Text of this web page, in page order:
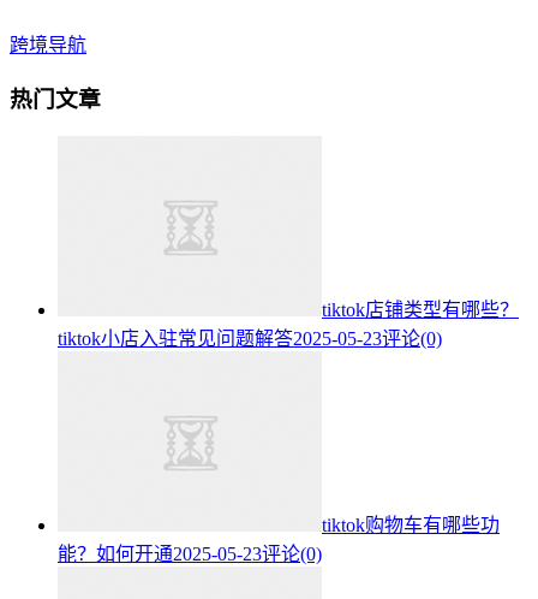
跨境导航
热门文章
tiktok店铺类型有哪些？
tiktok小店入驻常见问题解答2025-05-23评论(0)
tiktok购物车有哪些功
能？如何开通2025-05-23评论(0)